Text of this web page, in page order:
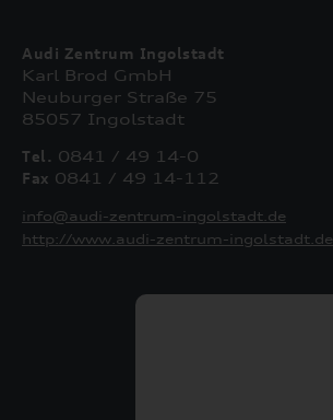
Audi Zentrum Ingolstadt
Karl Brod GmbH
Neuburger Straße 75
85057 Ingolstadt
Tel. 0841 / 49 14-0
Fax 0841 / 49 14-112
info@audi-zentrum-ingolstadt.de
http://www.audi-zentrum-ingolstadt.de